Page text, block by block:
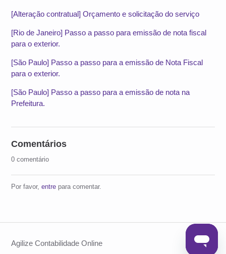
[Alteração contratual] Orçamento e solicitação do serviço
[Rio de Janeiro] Passo a passo para emissão de nota fiscal
para o exterior.
[São Paulo] Passo a passo para a emissão de Nota Fiscal
para o exterior.
[São Paulo] Passo a passo para a emissão de nota na
Prefeitura.
Comentários
0 comentário
Por favor,entre para comentar.
Agilize Contabilidade Online